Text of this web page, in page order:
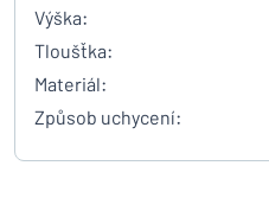
Výška:
Tloušťka:
Materiál:
Způsob uchycení: